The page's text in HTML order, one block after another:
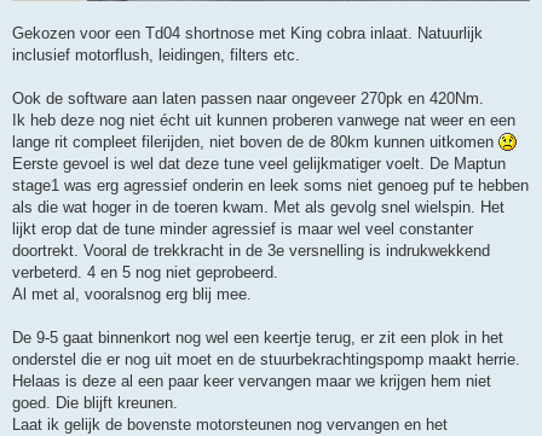
Gekozen voor een Td04 shortnose met King cobra inlaat. Natuurlijk
inclusief motorflush, leidingen, filters etc.
Ook de software aan laten passen naar ongeveer 270pk en 420Nm.
Ik heb deze nog niet écht uit kunnen proberen vanwege nat weer en een
lange rit compleet filerijden, niet boven de de 80km kunnen uitkomen
Eerste gevoel is wel dat deze tune veel gelijkmatiger voelt. De Maptun
stage1 was erg agressief onderin en leek soms niet genoeg puf te hebben
als die wat hoger in de toeren kwam. Met als gevolg snel wielspin. Het
lijkt erop dat de tune minder agressief is maar wel veel constanter
doortrekt. Vooral de trekkracht in de 3e versnelling is indrukwekkend
verbeterd. 4 en 5 nog niet geprobeerd.
Al met al, vooralsnog erg blij mee.
De 9-5 gaat binnenkort nog wel een keertje terug, er zit een plok in het
onderstel die er nog uit moet en de stuurbekrachtingspomp maakt herrie.
Helaas is deze al een paar keer vervangen maar we krijgen hem niet
goed. Die blijft kreunen.
Laat ik gelijk de bovenste motorsteunen nog vervangen en het